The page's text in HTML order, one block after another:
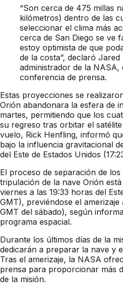
“Son cerca de 475 millas
kilómetros) dentro de las
seleccionar el clima más
cerca de San Diego se ve
estoy optimista de que
de la costa”, declaró Jared
administrador de la NASA,
conferencia de prensa.
Estas proyecciones se
Orión abandonara la esfera de
martes, permitiendo que los
su regreso tras orbitar el
vuelo, Rick Henfling, informó
bajo la influencia gravitacional
del Este de Estados Unidos
El proceso de separación de
tripulación de la nave Orión
viernes a las 19:33 horas del
GMT), previéndose el
GMT del sábado), según
programa espacial.
Durante los últimos días de la
dedicarán a preparar la nave y
Tras el amerizaje, la NASA
prensa para proporcionar más
de la misión.